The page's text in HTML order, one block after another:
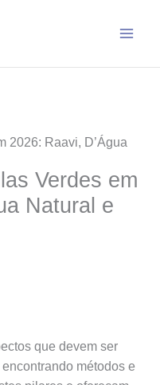
2026: Raavi, D’Água
Verdes em
Natural e
que devem ser
métodos e